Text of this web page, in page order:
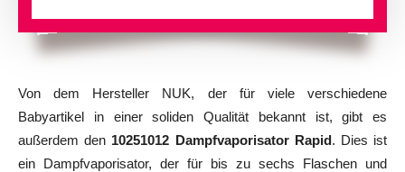
Von dem Hersteller NUK, der für viele verschiedene
Babyartikel in einer soliden Qualität bekannt ist, gibt es
außerdem den 10251012 Dampfvaporisator Rapid. Dies ist
ein Dampfvaporisator, der für bis zu sechs Flaschen und